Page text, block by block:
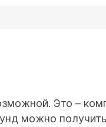
Это –
можно